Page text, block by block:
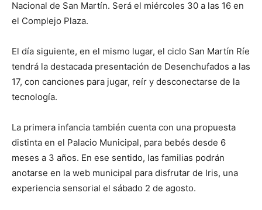
Nacional de San Martín. Será el miércoles 30 a las 16 en
el Complejo Plaza.
El día siguiente, en el mismo lugar, el ciclo San Martín Ríe
tendrá la destacada presentación de Desenchufados a las
17, con canciones para jugar, reír y desconectarse de la
tecnología.
La primera infancia también cuenta con una propuesta
distinta en el Palacio Municipal, para bebés desde 6
meses a 3 años. En ese sentido, las familias podrán
anotarse en la web municipal para disfrutar de Iris, una
experiencia sensorial el sábado 2 de agosto.